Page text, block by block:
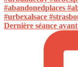
Dernière séance